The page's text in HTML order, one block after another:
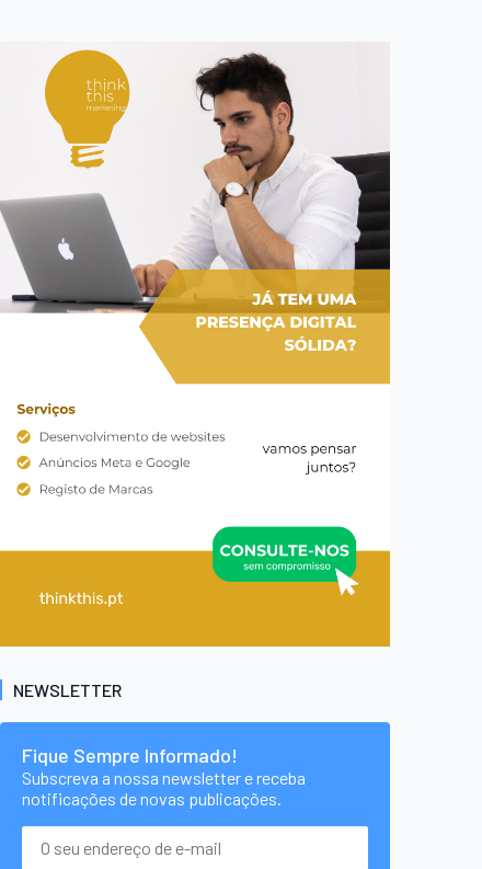
NEWSLETTER
Fique Sempre Informado!
Subscreva a nossa newsletter e receba
notificações de novas publicações.